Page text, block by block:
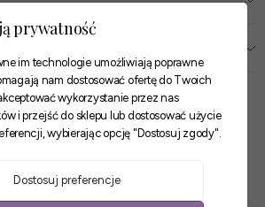
Zaufane płatności
prywatność
im technologie umożliwiają poprawne
nam dostosować ofertę do Twoich
wykorzystanie przez nas
i przejść do sklepu lub dostosować użycie
wybierając opcję "Dostosuj zgody".
Dostosuj preferencje